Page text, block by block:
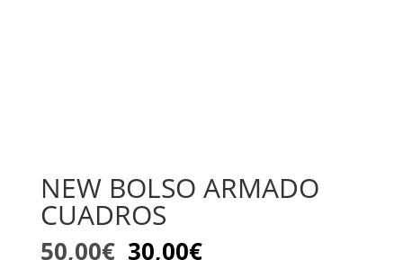
NEW BOLSO ARMADO
CUADROS
El
50,00€El30,00€